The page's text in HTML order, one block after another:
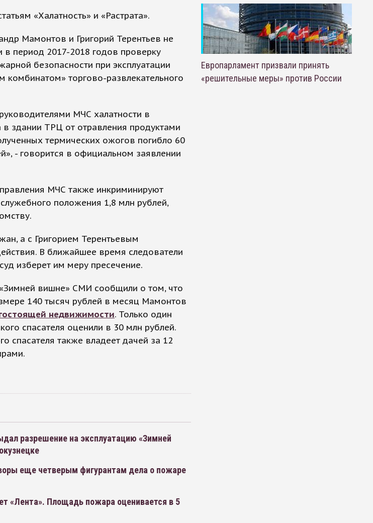
«Халатность» и «Растрата».
Мамонтов и Григорий Терентьев не
в период 2017-2018 годов проверку
безопасности при эксплуатации
комбинатом» торгово-развлекательного
МЧС халатности в
в здании ТРЦ от отравления продуктами
термических ожогов погибло 60
- говорится в официальном заявлении
МЧС также инкриминируют
положения 1,8 млн рублей,
а с Григорием Терентьевым
В ближайшее время следователи
изберет им меру пресечение.
вишне» СМИ сообщили о том, что
140 тысяч рублей в месяц Мамонтов
недвижимости. Только один
спасателя оценили в 30 млн рублей.
спасателя также владеет дачей за 12
разрешение на эксплуатацию «Зимней
еще четверым фигурантам дела о пожаре
«Лента». Площадь пожара оценивается в 5
Европарламент призвали принять
«решительные меры» против России